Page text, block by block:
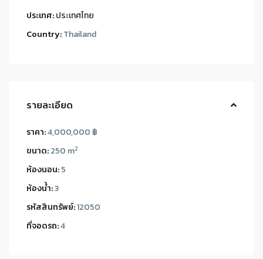
ประเทศ:ประเทศไทย
Country:Thailand
รายละเอียด
ราคา:4,000,000 ฿
ขนาด:250 m2
ห้องนอน:5
ห้องน้ำ:3
รหัสสินทรัพย์:12050
ที่จอดรถ:4